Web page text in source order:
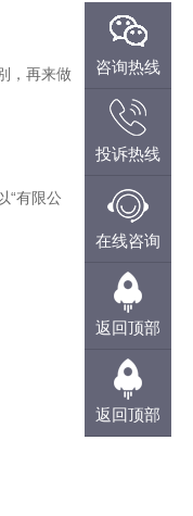
，再来做
“有限公
微信咨询
QQ咨询
投诉热线
在线咨询
返回顶部
咨询热线
投诉热线
在线咨询
返回顶部